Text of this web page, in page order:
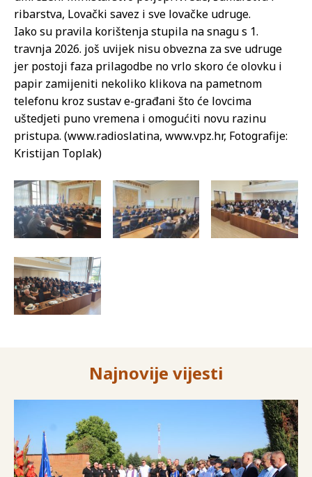
ribarstva, Lovački savez i sve lovačke udruge.
Iako su pravila korištenja stupila na snagu s 1.
travnja 2026. još uvijek nisu obvezna za sve udruge
jer postoji faza prilagodbe no vrlo skoro će olovku i
papir zamijeniti nekoliko klikova na pametnom
telefonu kroz sustav e-građani što će lovcima
uštedjeti puno vremena i omogućiti novu razinu
pristupa. (www.radioslatina, www.vpz.hr, Fotografije:
Kristijan Toplak)
Najnovije vijesti